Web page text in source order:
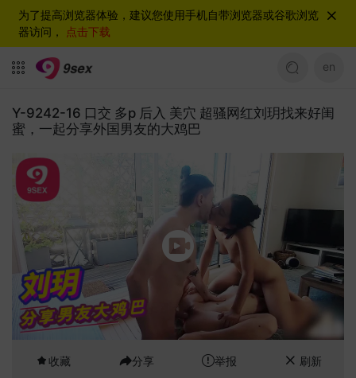
为了提高浏览器体验，建议您使用手机自带浏览器或谷歌浏览
器访问， 点击下载
en
Y-9242-16 口交 多p 后入 美穴 超骚网红刘玥找来好闺
蜜，一起分享外国男友的大鸡巴
收藏 分享 举报 刷新